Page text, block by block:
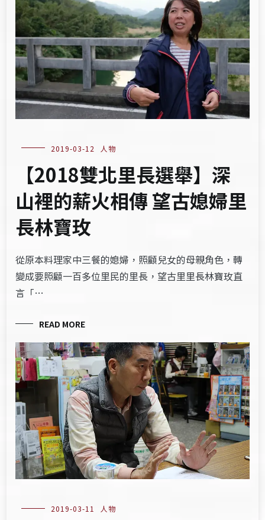
2019-03-12 人物
【2018雙北里長選舉】深
山裡的薪火相傳 望古媳婦里
長林寶玫
從原本料理家中三餐的媳婦，照顧兒女的母親角色，轉
變成要照顧一百多位里民的里長，望古里里長林寶玫直
言「…
READ MORE
2019-03-11 人物